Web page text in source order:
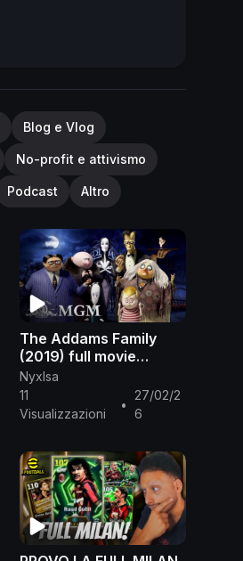
Blog e Vlog
No-profit e attivismo
Podcast Altro
The Addams Family
(2019) full movie
English
NyxIsa
11
Visualizzazioni
•
27/02/2
6